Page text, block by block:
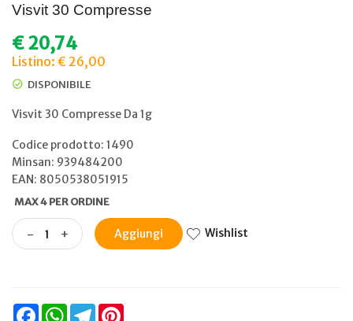
Visvit 30 Compresse
€20,74
Listino: € 26,00
DISPONIBILE
Visvit 30 Compresse Da 1g
Codice prodotto: 1490
Minsan: 939484200
EAN: 8050538051915
MAX 4 PER ORDINE
- + Aggiungi Wishlist
FacebookWhatsAppTelegram